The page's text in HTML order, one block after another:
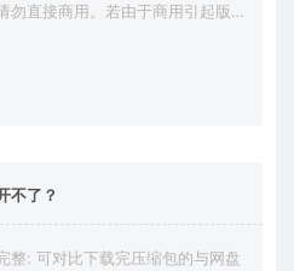
勿直接商用。若由于商用引起版
不了？
整: 可对比下载完压缩包的与网盘